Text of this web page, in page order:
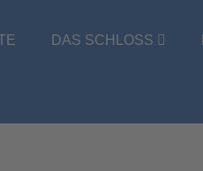
DAS SCHLOSS